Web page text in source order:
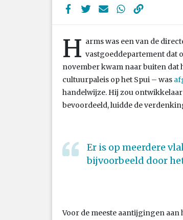
H arms was een van de
vastgoeddepartement dat
november kwam naar buiten dat
cultuurpaleis op het Spui – was
handelwijze. Hij zou ontwikkelaar
bevoordeeld, luidde de
Er is op meerdere
bijvoorbeeld door
Voor de meeste aantijgingen